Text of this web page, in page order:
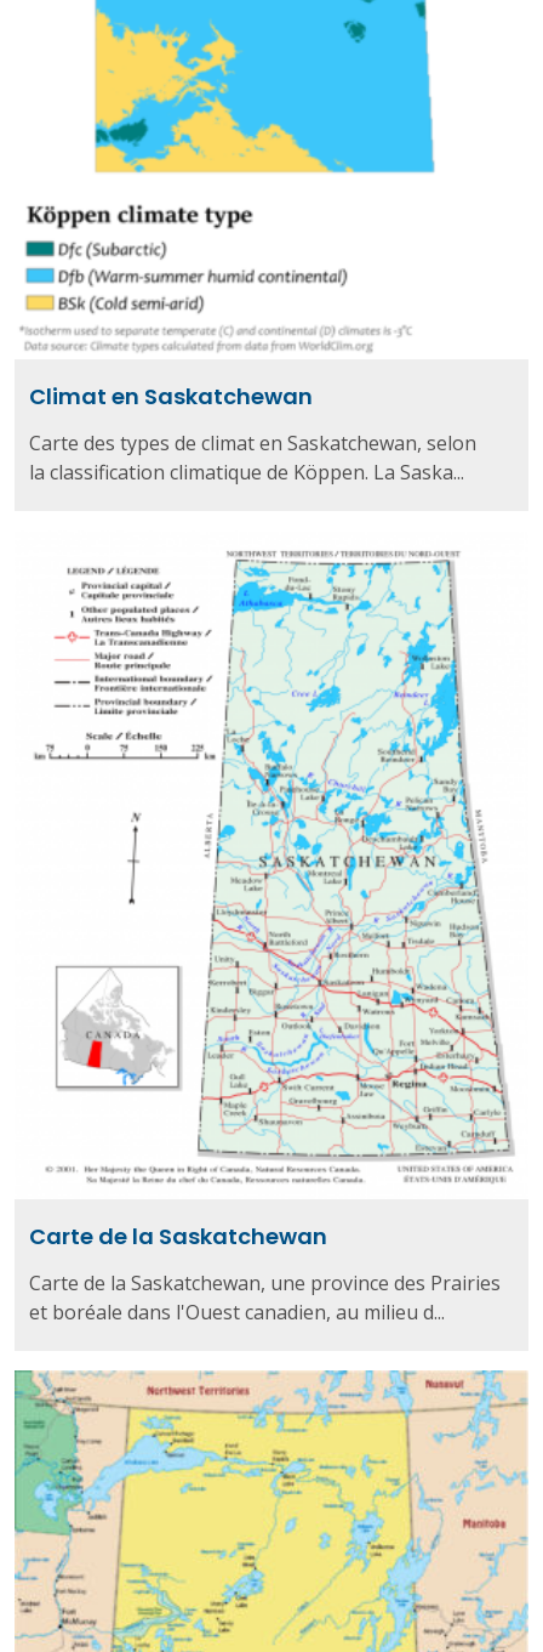
Climat en Saskatchewan
Carte des types de climat en Saskatchewan, selon
la classification climatique de Köppen. La Saska...
Carte de la Saskatchewan
Carte de la Saskatchewan, une province des Prairies
et boréale dans l'Ouest canadien, au milieu d...